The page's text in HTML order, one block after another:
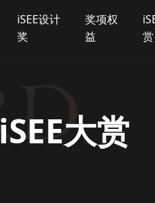
iSEE设计
奖
奖项权
益
赏
iSEE大赏